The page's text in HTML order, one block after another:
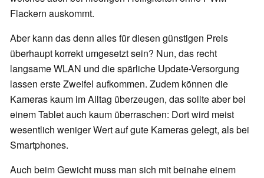
Flackern auskommt.
Aber kann das denn alles für diesen günstigen Preis
überhaupt korrekt umgesetzt sein? Nun, das recht
langsame WLAN und die spärliche Update-Versorgung
lassen erste Zweifel aufkommen. Zudem können die
Kameras kaum im Alltag überzeugen, das sollte aber bei
einem Tablet auch kaum überraschen: Dort wird meist
wesentlich weniger Wert auf gute Kameras gelegt, als bei
Smartphones.
Auch beim Gewicht muss man sich mit beinahe einem